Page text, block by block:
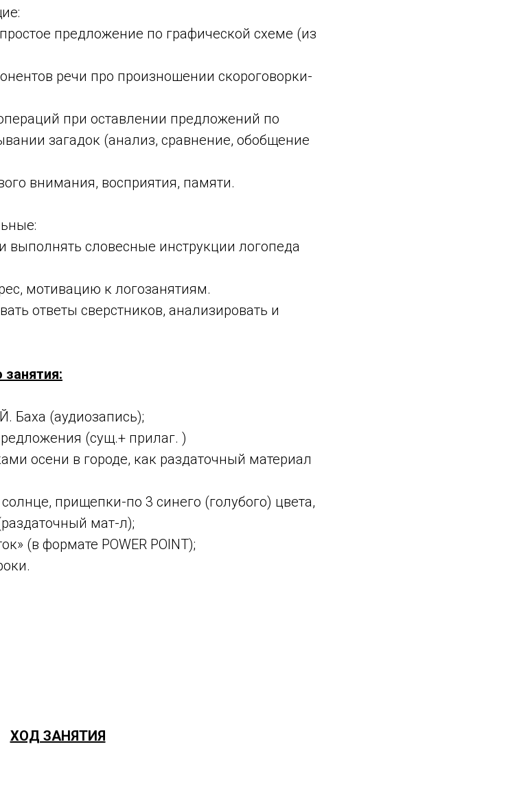
предложение по графической схеме (из
речи про произношении скороговорки-
при оставлении предложений по
загадок (анализ, сравнение, обобщение
внимания, восприятия, памяти.
выполнять словесные инструкции логопеда
мотивацию к логозанятиям.
ответы сверстников, анализировать и
Баха (аудиозапись);
(сущ.+ прилаг. )
осени в городе, как раздаточный материал
прищепки-по 3 синего (голубого) цвета,
мат-л);
(в формате POWER POINT);
ХОД ЗАНЯТИЯ